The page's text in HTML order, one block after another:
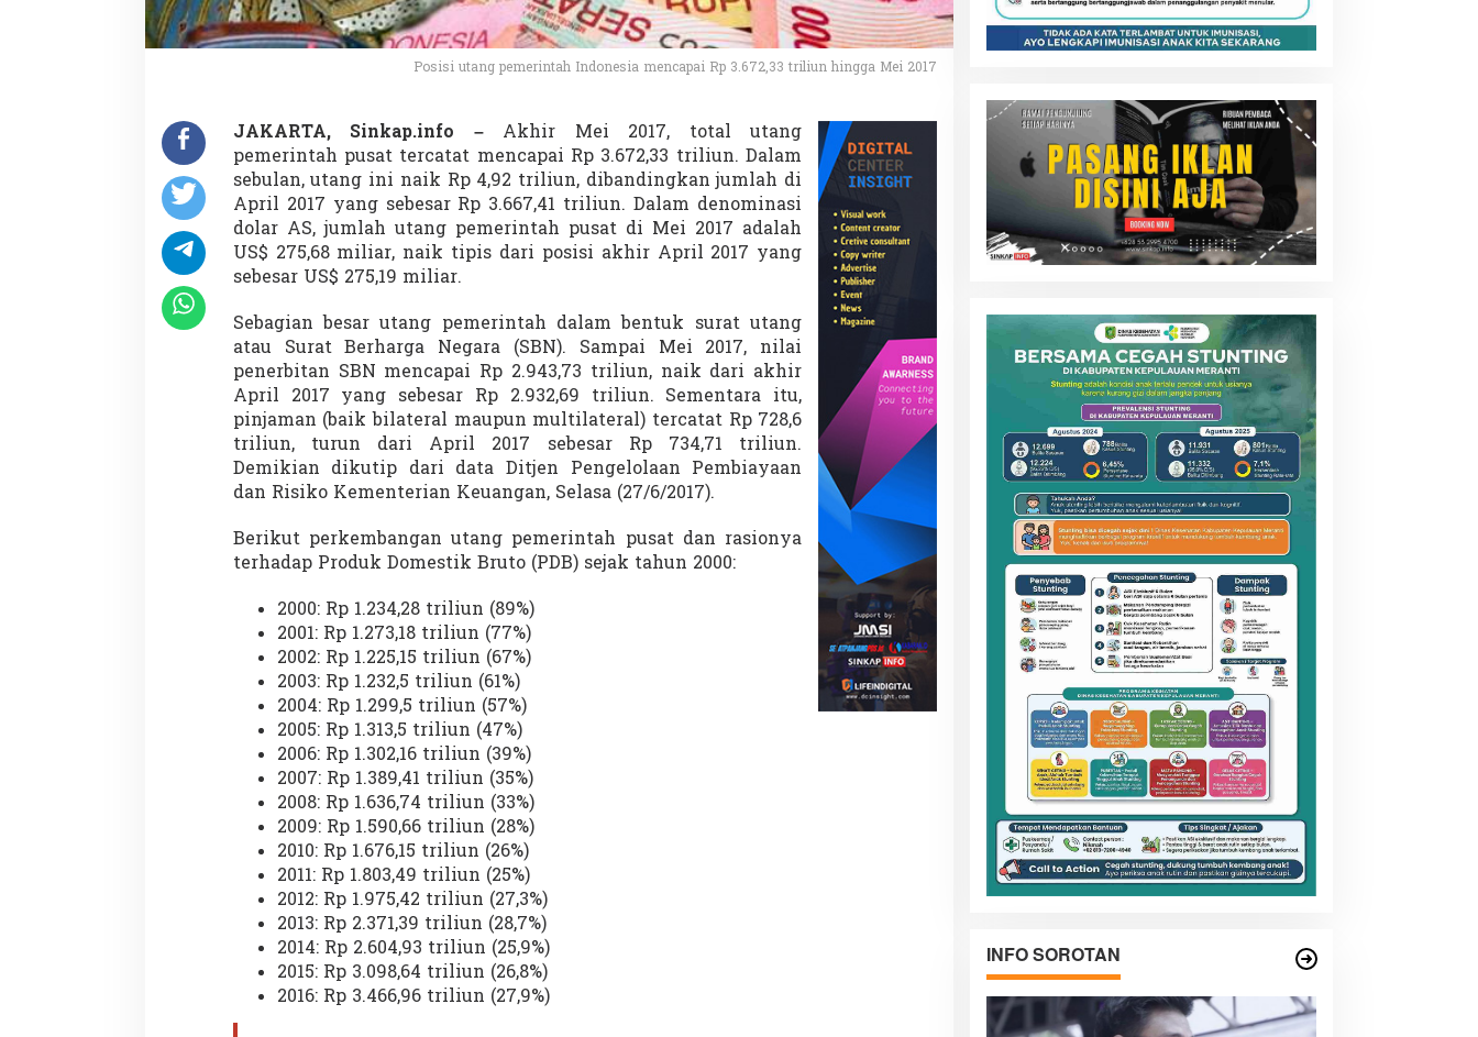
R
p
.
1
0
0
T
,
L
u
h
u
t
a
a
k
a
n
M
a
s
h
K
c
i
l
Posisi utang pemerintah Indonesia mencapai Rp 3.672,33 triliun hingga Mei 2017
JAKARTA, Sinkap.info – Akhir Mei 2017, total utang
pemerintah pusat tercatat mencapai Rp 3.672,33 triliun. Dalam
sebulan, utang ini naik Rp 4,92 triliun, dibandingkan jumlah di
April 2017 yang sebesar Rp 3.667,41 triliun. Dalam denominasi
dolar AS, jumlah utang pemerintah pusat di Mei 2017 adalah
US$ 275,68 miliar, naik tipis dari posisi akhir April 2017 yang
sebesar US$ 275,19 miliar.
Sebagian besar utang pemerintah dalam bentuk surat utang
atau Surat Berharga Negara (SBN). Sampai Mei 2017, nilai
penerbitan SBN mencapai Rp 2.943,73 triliun, naik dari akhir
April 2017 yang sebesar Rp 2.932,69 triliun. Sementara itu,
pinjaman (baik bilateral maupun multilateral) tercatat Rp 728,6
triliun, turun dari April 2017 sebesar Rp 734,71 triliun.
Demikian dikutip dari data Ditjen Pengelolaan Pembiayaan
dan Risiko Kementerian Keuangan, Selasa (27/6/2017).
Berikut perkembangan utang pemerintah pusat dan rasionya
terhadap Produk Domestik Bruto (PDB) sejak tahun 2000:
2000: Rp 1.234,28 triliun (89%)
2001: Rp 1.273,18 triliun (77%)
2002: Rp 1.225,15 triliun (67%)
2003: Rp 1.232,5 triliun (61%)
2004: Rp 1.299,5 triliun (57%)
2005: Rp 1.313,5 triliun (47%)
2006: Rp 1.302,16 triliun (39%)
2007: Rp 1.389,41 triliun (35%)
2008: Rp 1.636,74 triliun (33%)
2009: Rp 1.590,66 triliun (28%)
2010: Rp 1.676,15 triliun (26%)
2011: Rp 1.803,49 triliun (25%)
2012: Rp 1.975,42 triliun (27,3%)
2013: Rp 2.371,39 triliun (28,7%)
2014: Rp 2.604,93 triliun (25,9%)
2015: Rp 3.098,64 triliun (26,8%)
2016: Rp 3.466,96 triliun (27,9%)
INFO SOROTAN